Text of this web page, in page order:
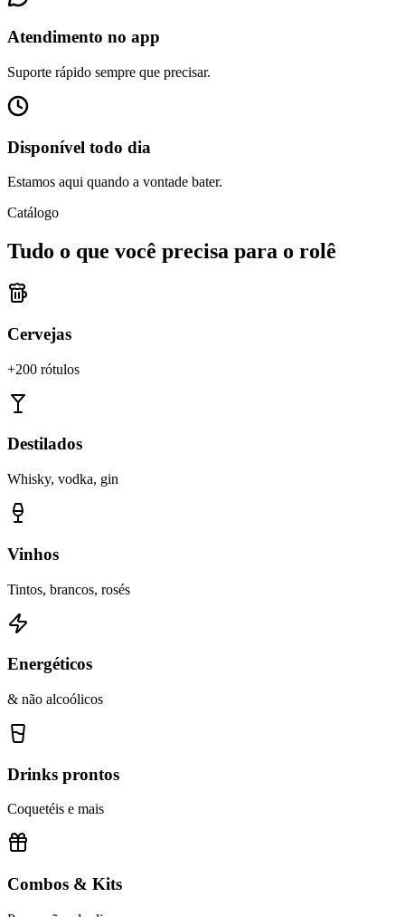
Atendimento no app
Suporte rápido sempre que precisar.
Disponível todo dia
Estamos aqui quando a vontade bater.
Catálogo
Tudo o que você precisa para o rolê
Cervejas
+200 rótulos
Destilados
Whisky, vodka, gin
Vinhos
Tintos, brancos, rosés
Energéticos
& não alcoólicos
Drinks prontos
Coquetéis e mais
Combos & Kits